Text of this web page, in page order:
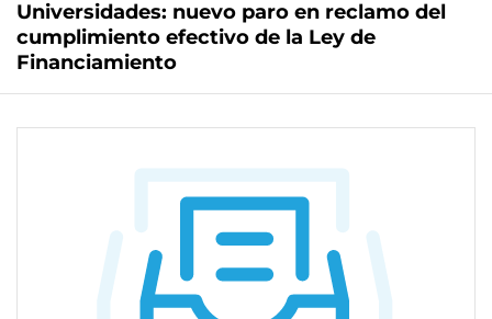
Universidades: nuevo paro en reclamo del
cumplimiento efectivo de la Ley de
Financiamiento